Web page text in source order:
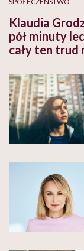
Klaudia
pół minuty
cały ten trud